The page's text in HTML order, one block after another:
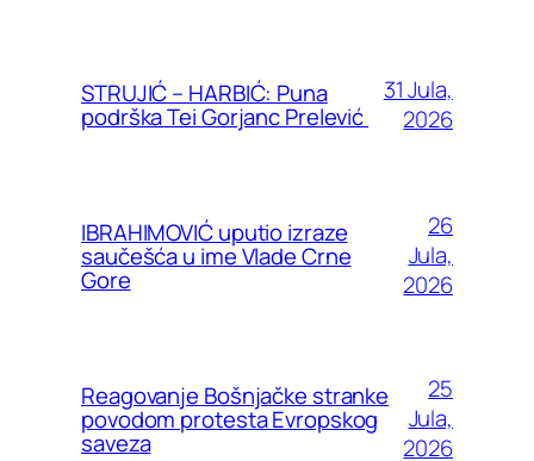
STRUJIĆ – HARBIĆ: Puna
podrška Tei Gorjanc Prelević
31 Jula,
2026
IBRAHIMOVIĆ uputio izraze
saučešća u ime Vlade Crne
Gore
26
Jula,
2026
Reagovanje Bošnjačke stranke
povodom protesta Evropskog
saveza
25
Jula,
2026